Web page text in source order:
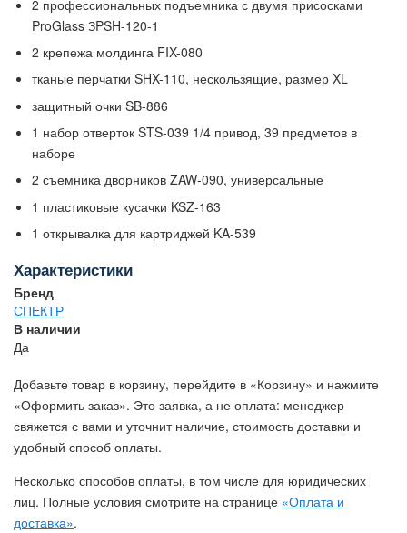
2 профессиональных подъемника с двумя присосками
ProGlass ЗPSH-120-1
2 крепежа молдинга FIX-080
тканые перчатки SHX-110, нескользящие, размер XL
защитный очки SB-886
1 набор отверток STS-039 1/4 привод, 39 предметов в
наборе
2 съемника дворников ZAW-090, универсальные
1 пластиковые кусачки KSZ-163
1 открывалка для картриджей KA-539
Характеристики
Бренд
СПЕКТР
В наличии
Да
Добавьте товар в корзину, перейдите в «Корзину» и нажмите
«Оформить заказ». Это заявка, а не оплата: менеджер
свяжется с вами и уточнит наличие, стоимость доставки и
удобный способ оплаты.
Несколько способов оплаты, в том числе для юридических
лиц. Полные условия смотрите на странице «Оплата и
доставка».